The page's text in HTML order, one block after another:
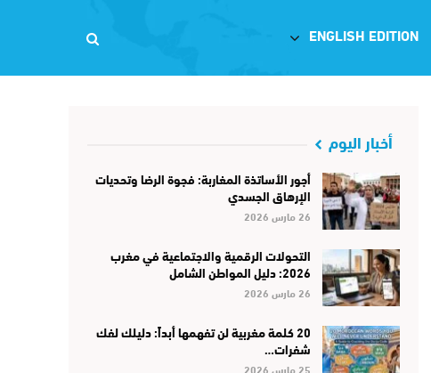
ENGLISH EDITION
أخبار اليوم
أجور الأساتذة المغاربة: فجوة الرضا وتحديات
الإرهاق الجسدي
26 مارس 2026
التحولات الرقمية والاجتماعية في مغرب
2026: دليل المواطن الشامل
26 مارس 2026
20 كلمة مغربية لن تفهمها أبداً: دليلك لفك
شفرات…
25 مارس 2026